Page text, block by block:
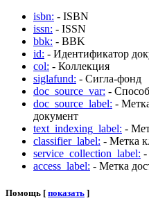
isbn: - ISBN
issn: - ISSN
bbk: - BBK
id: - Идентификатор
col: - Коллекция
siglafund: - Сигла-фонд
doc_source_var: -
doc_source_label: -
документ
text_indexing_label: -
classifier_label: - Метка
service_collection_label: -
access_label: - Метка
Помощь [ показать ]